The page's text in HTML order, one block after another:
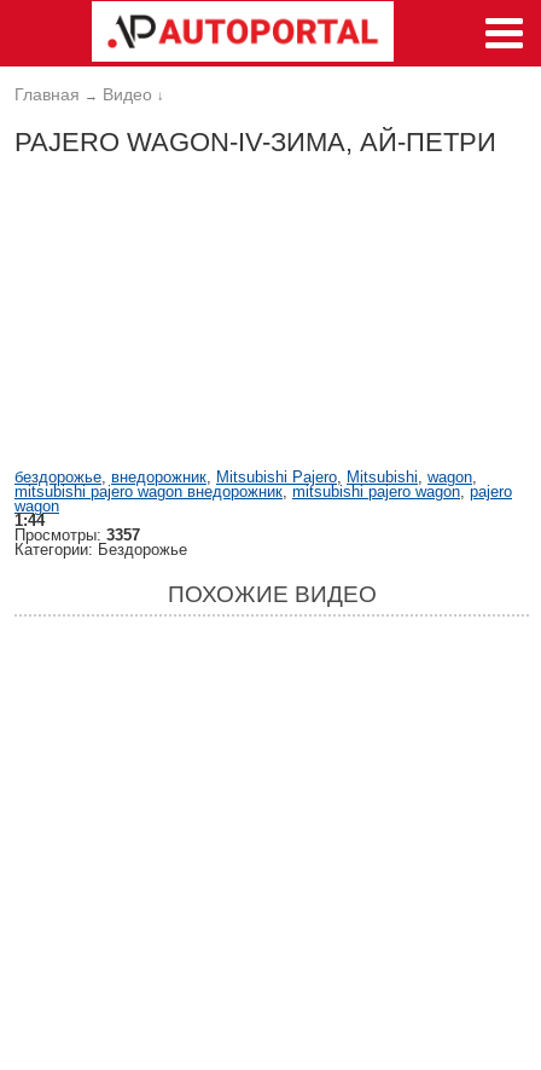
Главная → Видео ↓
PAJERO WAGON-IV-ЗИМА, АЙ-ПЕТРИ
бездорожье внедорожник Mitsubishi Pajero Mitsubishi wagon
mitsubishi pajero wagon внедорожник,mitsubishi pajero wagon,pajero
wagon
1:44
Просмотры: 3357
Категории: Бездорожье
ПОХОЖИЕ ВИДЕО